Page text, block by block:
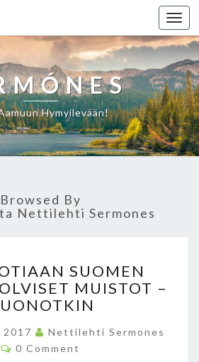
Hymyilevään!
Browsed By
Nettilehti Sermones
0
0
-
U
O
SUOMEN
MUISTOT –
2017
Nettilehti Sermones
C
O
0 Comment